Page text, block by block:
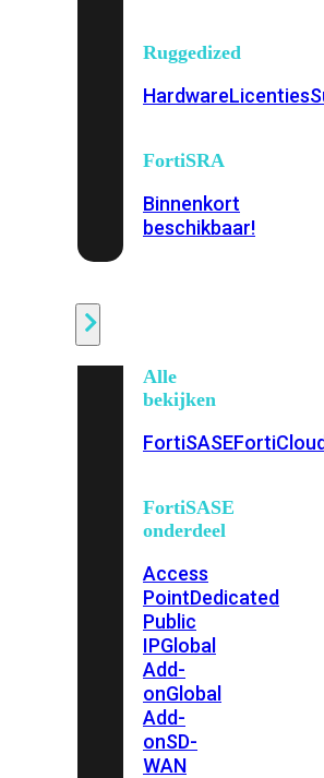
Ruggedized
HardwareLicenties
FortiSRA
Binnenkort
beschikbaar!
Alle
bekijken
FortiSASEFortiCloud
FortiSASE
onderdeel
Access
PointDedicated
Public
IPGlobal
Add-
onGlobal
Add-
onSD-
WAN